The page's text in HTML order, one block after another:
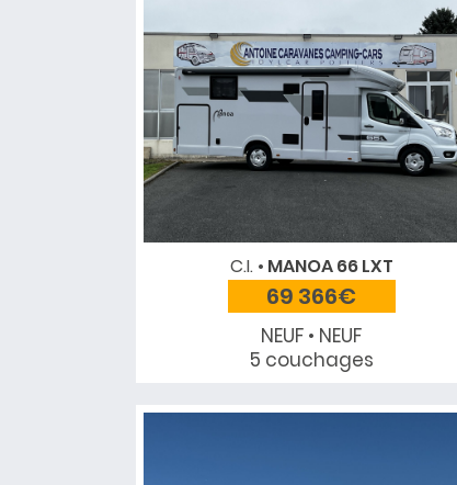
C.I. MANOA 66 LXT
69 366€
NEUF • NEUF
5 couchages